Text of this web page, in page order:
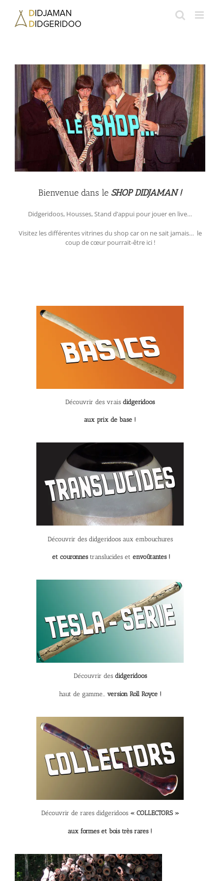
contenu
Bienvenue dans le SHOP DIDJAMAN !
Didgeridoos, Housses, Stand d’appui pour jouer en live…
Visitez les différentes vitrines du shop car on ne sait jamais… le
coup de cœur pourrait-être ici !
Découvrir des vrais didgeridoos
aux prix de base !
Découvrir des didgeridoos aux embouchures
et couronnes translucides et envoûtantes !
Découvrir des didgeridoos
haut de gamme… version Roll Royce !
Découvrir de rares didgeridoos « COLLECTORS »
aux formes et bois très rares !